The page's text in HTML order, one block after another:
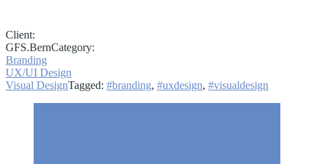
Client:
GFS.BernCategory:
Branding
UX/UI Design
Visual DesignTagged: #branding, #uxdesign, #visualdesign